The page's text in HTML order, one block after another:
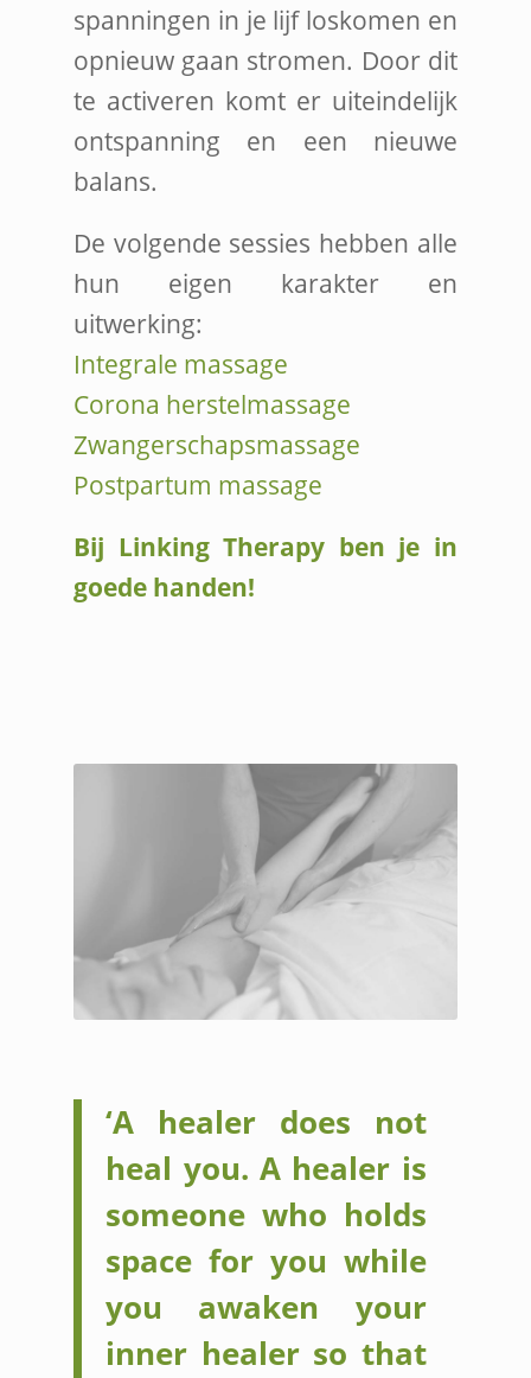
spanningen in je lijf loskomen en
opnieuw gaan stromen. Door dit
te activeren komt er uiteindelijk
ontspanning en een nieuwe
balans.
De volgende sessies hebben alle
hun eigen karakter en
uitwerking:
Integrale massage
Corona herstelmassage
Zwangerschapsmassage
Postpartum massage
Bij Linking Therapy ben je in
goede handen!
‘A healer does not
heal you. A healer is
someone who holds
space for you while
you awaken your
inner healer so that